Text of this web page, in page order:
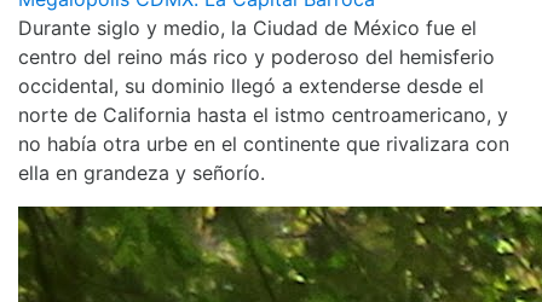
Durante siglo y medio, la Ciudad de México fue el
centro del reino más rico y poderoso del hemisferio
occidental, su dominio llegó a extenderse desde el
norte de California hasta el istmo centroamericano, y
no había otra urbe en el continente que rivalizara con
ella en grandeza y señorío.